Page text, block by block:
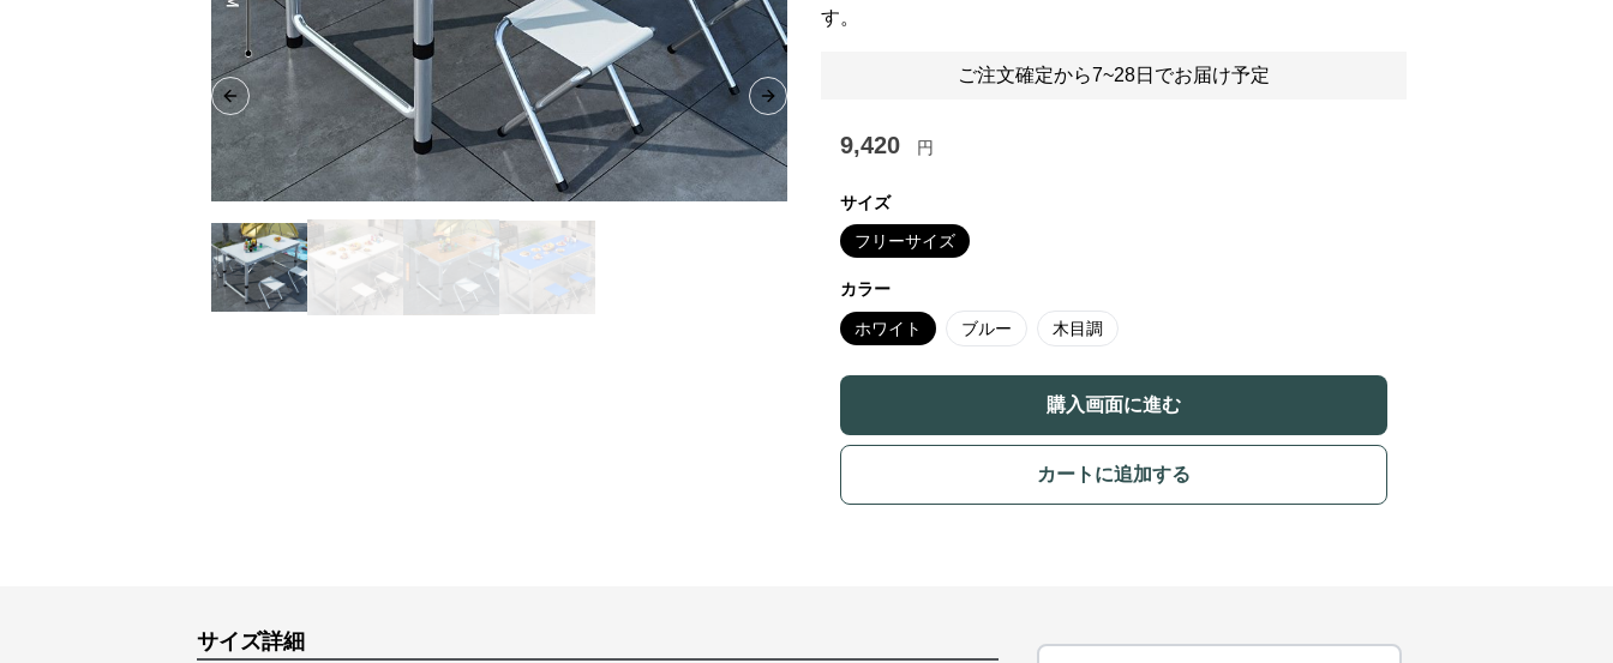
Previous slide Next slide
す。
ご注文確定から7~28日でお届け予定
9,420 円
サイズ
フリーサイズ
カラー
ホワイト ブルー 木目調
購入画面に進む
カートに追加する
サイズ詳細